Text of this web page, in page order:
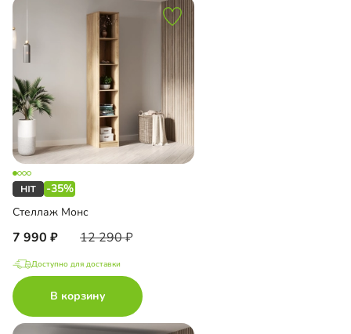
-35%
Стеллаж Монс
7 990 12 290
Доступно для доставки
В корзину